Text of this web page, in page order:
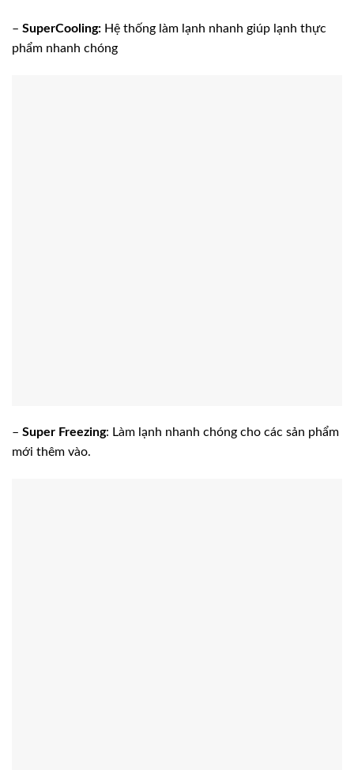
– SuperCooling: Hệ thống làm lạnh nhanh giúp lạnh thực
phẩm nhanh chóng
– Super Freezing: Làm lạnh nhanh chóng cho các sản phẩm
mới thêm vào.